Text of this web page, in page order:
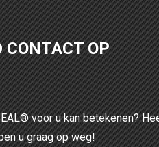
OP
voor u kan betekenen?
u graag op weg!